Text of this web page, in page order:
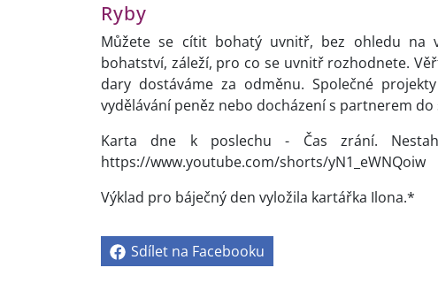
Ryby
Můžete se cítit bohatý uvnitř, bez ohledu na
bohatství, záleží, pro co se uvnitř rozhodnete.
dary dostáváme za odměnu. Společné
vydělávání peněz nebo docházení s partnerem
Karta dne k poslechu - Čas zrání.
https://www.youtube.com/shorts/yN1_eWNQoiw
Výklad pro báječný den vyložila kartářka Ilona.*
Sdílet na Facebooku